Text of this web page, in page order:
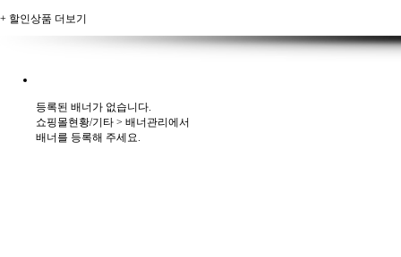
+ 할인상품 더보기
등록된 배너가 없습니다.
쇼핑몰현황/기타 > 배너관리에서
배너를 등록해 주세요.